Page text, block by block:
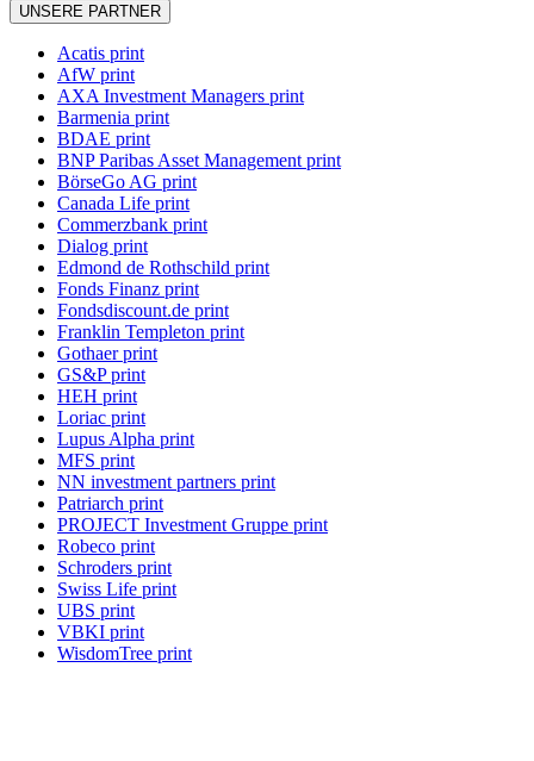
UNSERE PARTNER
Acatis print
AfW print
AXA Investment Managers print
Barmenia print
BDAE print
BNP Paribas Asset Management print
BörseGo AG print
Canada Life print
Commerzbank print
Dialog print
Edmond de Rothschild print
Fonds Finanz print
Fondsdiscount.de print
Franklin Templeton print
Gothaer print
GS&P print
HEH print
Loriac print
Lupus Alpha print
MFS print
NN investment partners print
Patriarch print
PROJECT Investment Gruppe print
Robeco print
Schroders print
Swiss Life print
UBS print
VBKI print
WisdomTree print